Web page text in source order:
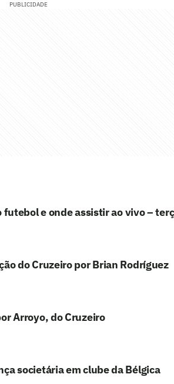
PUBLICIDADE
futebol e onde assistir ao vivo –
do Cruzeiro por Brian Rodríguez
Arroyo, do Cruzeiro
societária em clube da Bélgica